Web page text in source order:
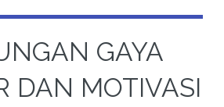
GAYA
DAN MOTIVASI